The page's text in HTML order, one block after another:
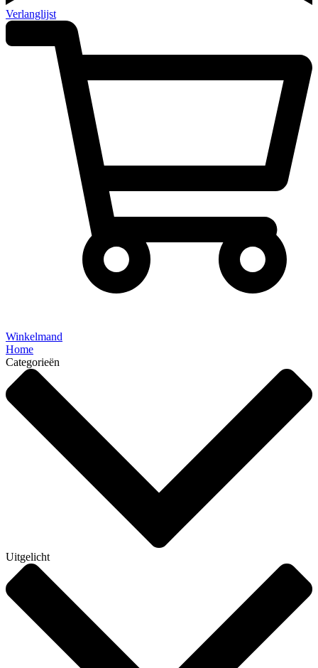
Verlanglijst
Winkelmand
Home
Categorieën
Uitgelicht